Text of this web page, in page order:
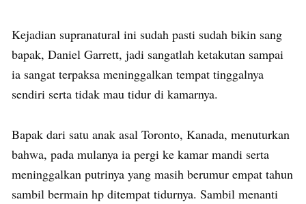
Kejadian supranatural ini sudah pasti sudah bikin sang
bapak, Daniel Garrett, jadi sangatlah ketakutan sampai
ia sangat terpaksa meninggalkan tempat tinggalnya
sendiri serta tidak mau tidur di kamarnya.
Bapak dari satu anak asal Toronto, Kanada, menuturkan
bahwa, pada mulanya ia pergi ke kamar mandi serta
meninggalkan putrinya yang masih berumur empat tahun
sambil bermain hp ditempat tidurnya. Sambil menanti